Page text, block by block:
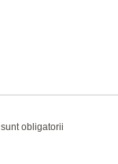
sunt obligatorii